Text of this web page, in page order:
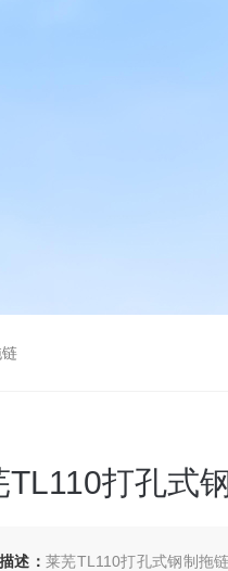
TL110打孔式
述： 莱芜TL110打孔式钢制拖